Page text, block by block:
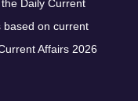
Daily Current
based on current
Affairs 2026